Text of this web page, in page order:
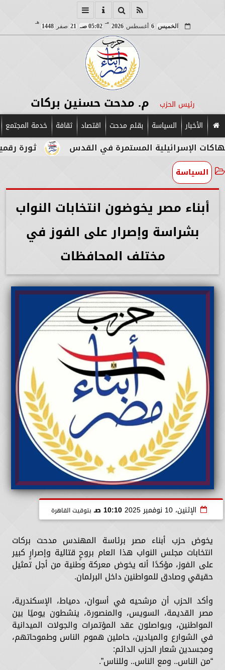
الخميس 6 أغسطس2026
مـ
05:02 صـ 21 صفر1448
هـ
رئيس الحزب م. مدحت حسنين بركات
الأخبار السياسة بقلم مدحت اقتصاد ثقافة خدمة المجتمع
ثورة رقمية في المستمرة في القدس
السياسة
أبناء مصر يخوضون انتخابات النواب
بشراسة وإصرار على الفوز في
مختلف المحافظات
الإثنين، 10 نوفمبر 2025 10:10 صـ بتوقيت القاهرة
يخوض حزب أبناء مصر برئاسة المهندس مدحت بركات
انتخابات مجلس النواب هذا العام بروحٍ قتالية وإصرارٍ كبير
على الفوز، مؤكدًا أنه يخوض معركة وطنية من أجل تمثيل
حقيقي وصادق للمواطنين داخل البرلمان.
وأكد الحزب أن مرشحيه في أسوان، دمياط، الإسكندرية،
مصر القديمة، السويس، والمنصورة، ينشطون يوميًا بين
المواطنين، ويواصلون عقد المؤتمرات والجولات الميدانية
في الشوارع والميادين، حاملين هموم الناس وطموحاتهم،
ومجسدين شعار الحزب الدائم:
“من الناس.. ومع الناس.. وللناس”.